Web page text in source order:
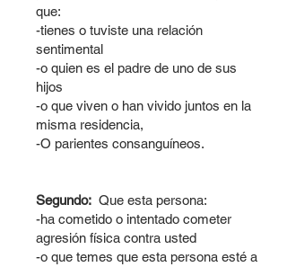
que:
-tienes o tuviste una relación
sentimental
-o quien es el padre de uno de sus
hijos
-o que viven o han vivido juntos en la
misma residencia,
-O parientes consanguíneos.
Segundo: Que esta persona:
-ha cometido o intentado cometer
agresión física contra usted
-o que temes que esta persona esté a